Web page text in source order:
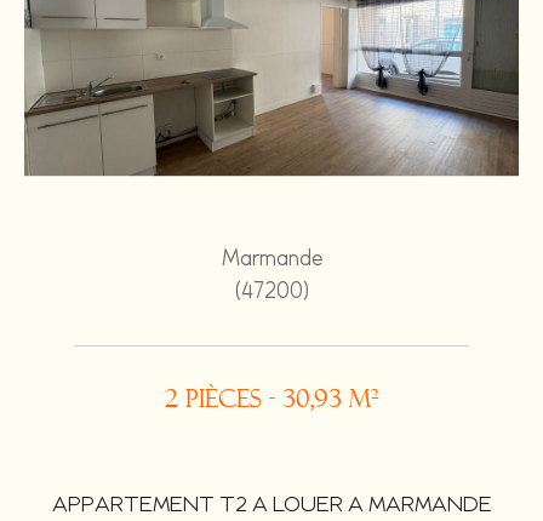
Marmande
(47200)
2 pièces - 30,93 m²
APPARTEMENT T2 A LOUER A MARMANDE